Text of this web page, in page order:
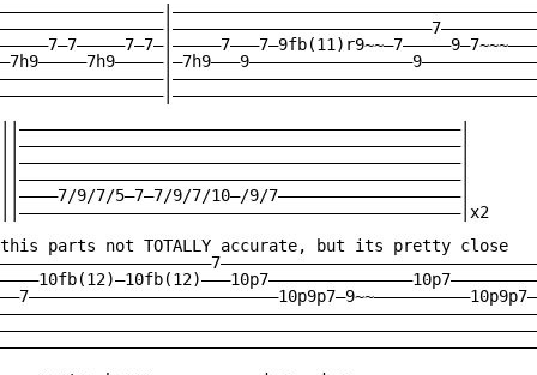
||——————————————————————————————————————————————|
||——————————————————————————————————————————————|
||——————————————————————————————————————————————|
||——————————————————————————————————————————————|
||————7/9/7/5—7—7/9/7/10—/9/7———————————————————|
||——————————————————————————————————————————————|x2
this parts not TOTALLY accurate, but its pretty close